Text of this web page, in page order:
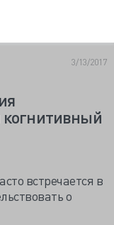
3/13/2017
когнитивный
встречается в
о